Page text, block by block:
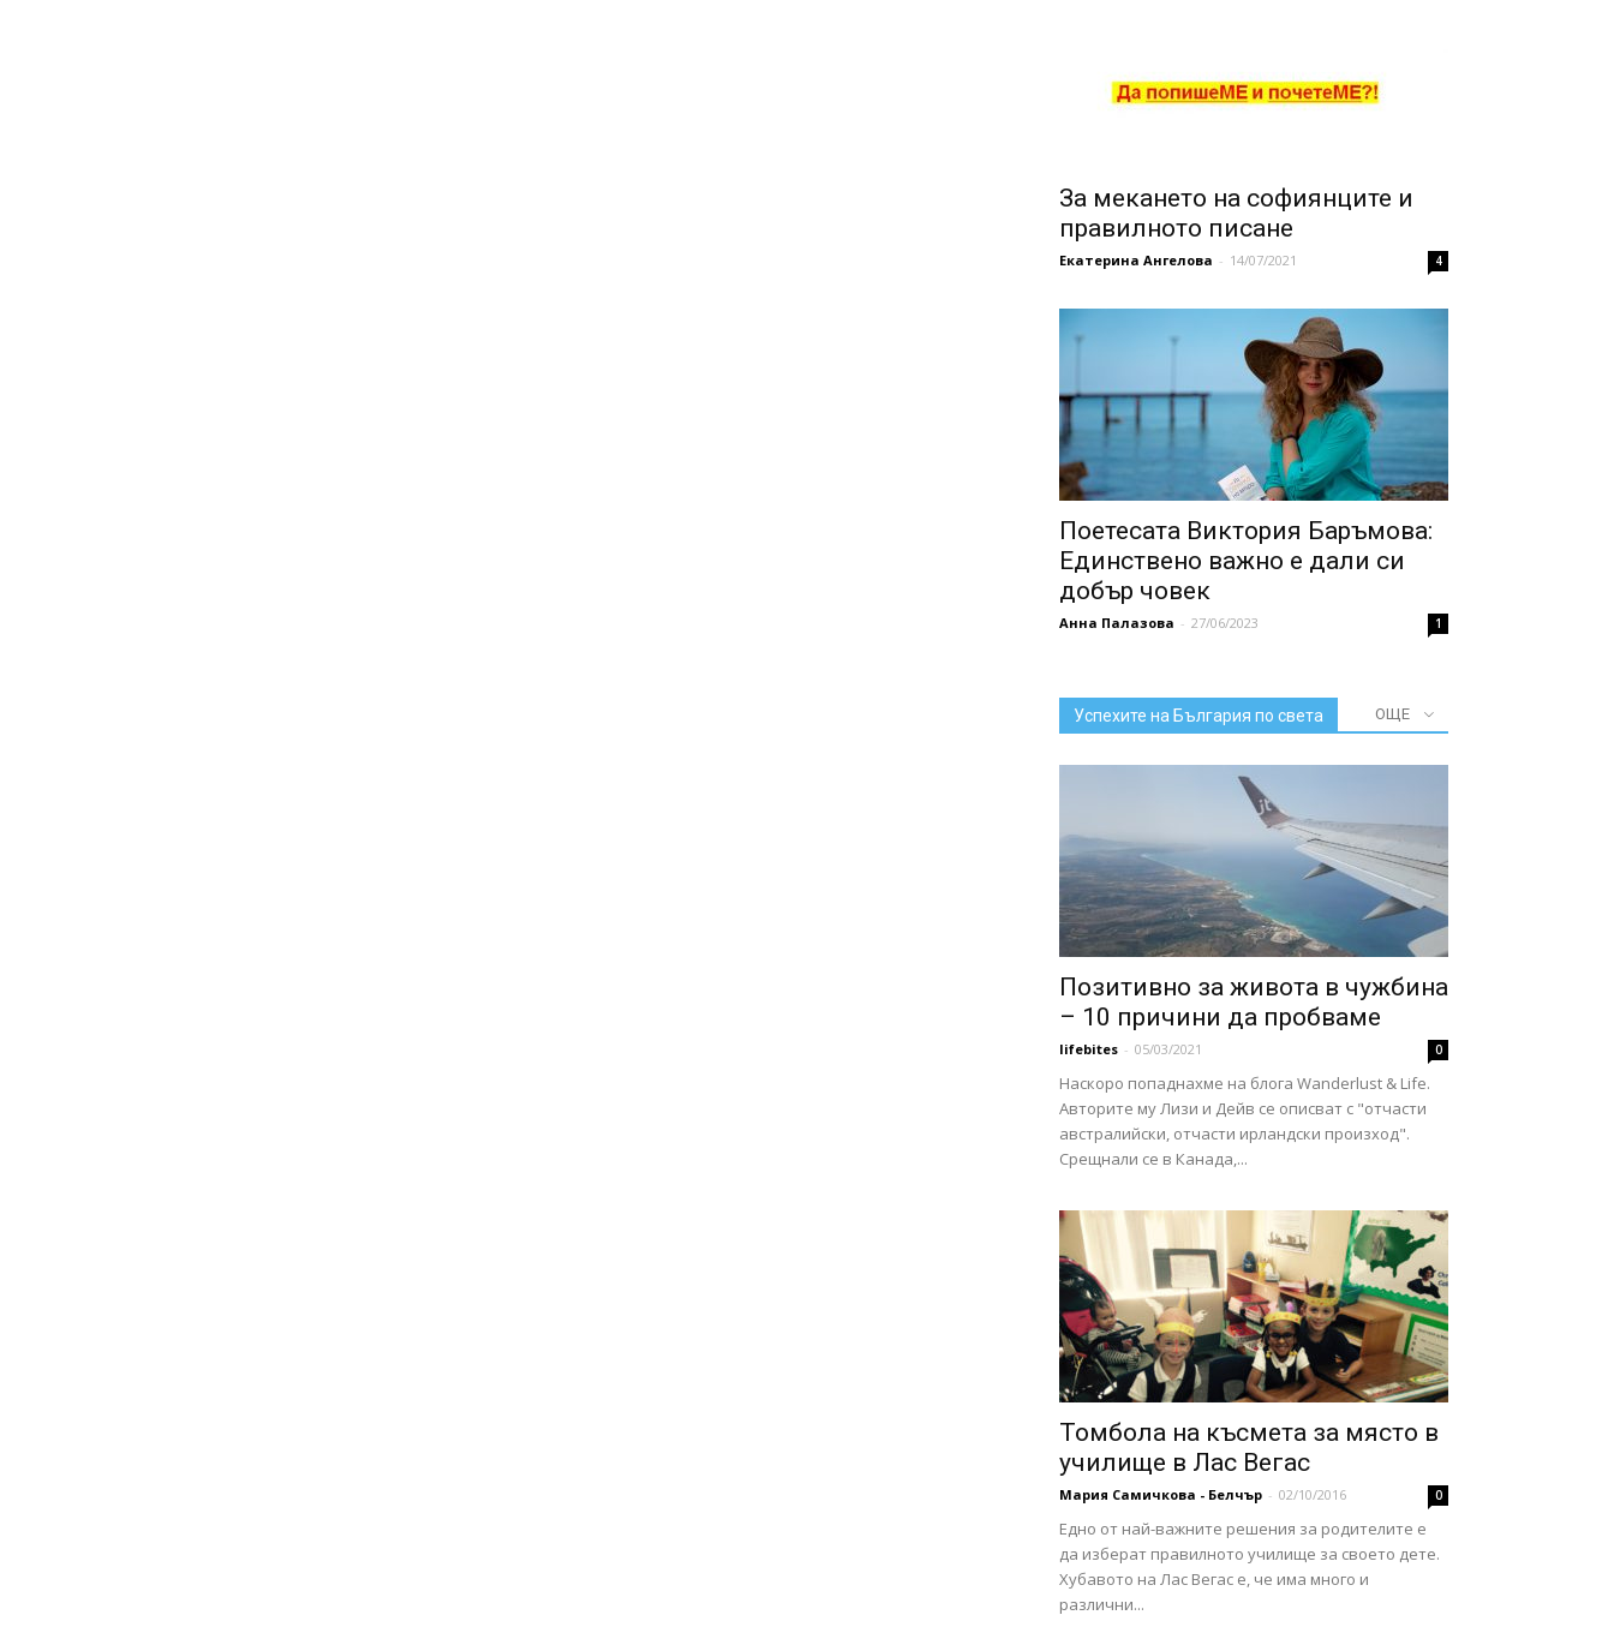
За мекането на софиянците и
правилното писане
Екатерина Ангелова - 14/07/2021 4
Поетесата Виктория Баръмова:
Единствено важно е дали си
добър човек
Анна Палазова - 27/06/2023 1
Успехите на България по света ОЩЕ
Позитивно за живота в чужбина
– 10 причини да пробваме
lifebites - 05/03/2021 0
Наскоро попаднахме на блога Wanderlust & Life.
Авторите му Лизи и Дейв се описват с "отчасти
австралийски, отчасти ирландски произход".
Срещнали се в Канада,...
Томбола на късмета за място в
училище в Лас Вегас
Мария Самичкова - Белчър - 02/10/2016 0
Едно от най-важните решения за родителите е
да изберат правилното училище за своето дете.
Хубавото на Лас Вегас е, че има много и
различни...